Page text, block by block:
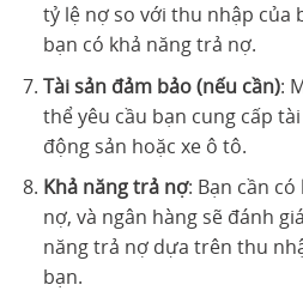
tỷ lệ nợ so với thu nhập của
bạn có khả năng trả nợ.
Tài sản đảm bảo (nếu cần):
thể yêu cầu bạn cung cấp
động sản hoặc xe ô tô.
Khả năng trả nợ: Bạn cần
nợ, và ngân hàng sẽ đánh
năng trả nợ dựa trên thu
bạn.